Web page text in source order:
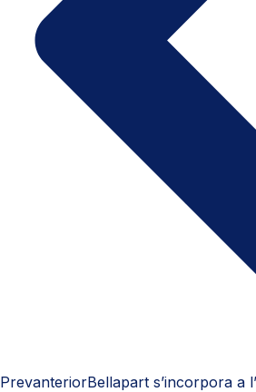
PrevanteriorBellapart s’incorpora a